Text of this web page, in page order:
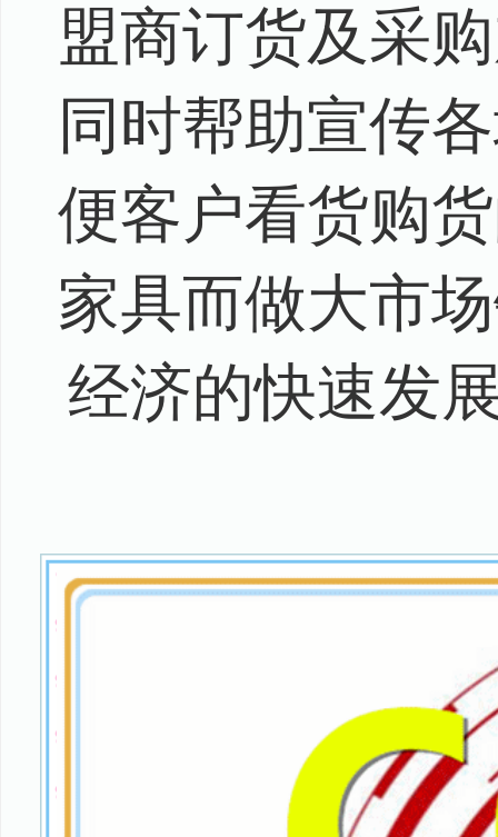
盟商订货及采
同时帮助宣传
便客户看货购
家具而做大市
经济的快速发